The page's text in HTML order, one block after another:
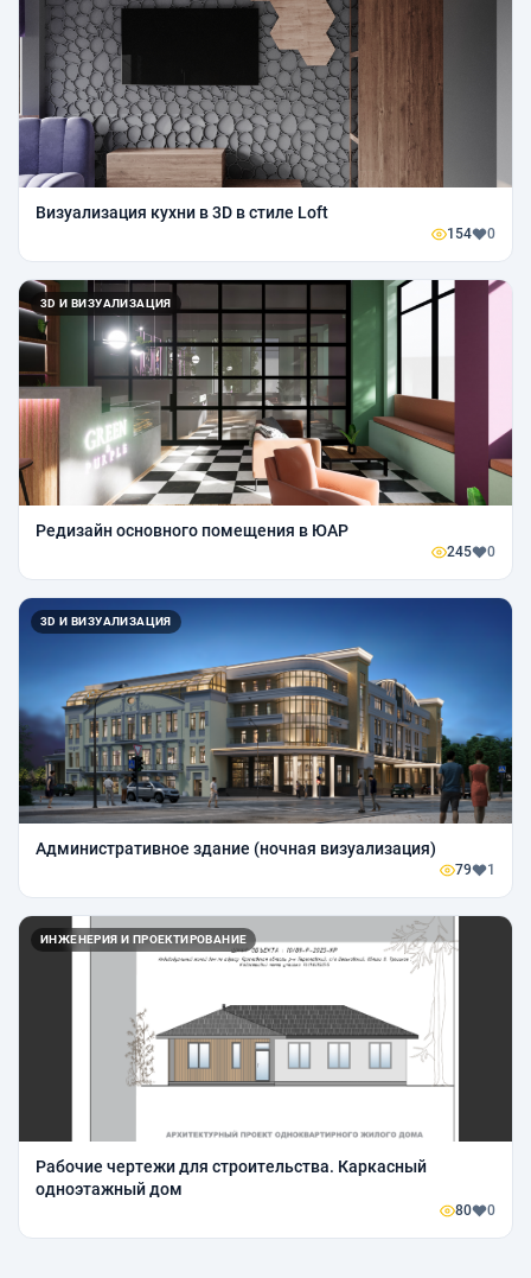
Визуализация кухни в 3D в стиле Loft
154 0
3D И ВИЗУАЛИЗАЦИЯ
Редизайн основного помещения в ЮАР
245 0
3D И ВИЗУАЛИЗАЦИЯ
Административное здание (ночная визуализация)
79 1
ИНЖЕНЕРИЯ И ПРОЕКТИРОВАНИЕ
Рабочие чертежи для строительства. Каркасный
одноэтажный дом
80 0